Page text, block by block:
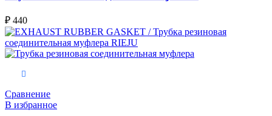
₽ 440
Сравнение
В избранное